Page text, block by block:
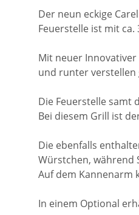
Der neun eckige
Feuerstelle ist mit
Mit neuer
und runter verstellen
Die Feuerstelle samt
Bei diesem Grill ist
Die ebenfalls
Würstchen, während
Auf dem Kannenarm
In einem Optional